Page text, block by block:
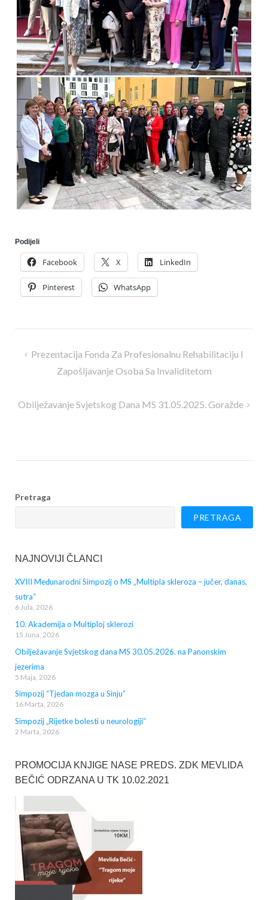
Podijeli
Facebook X LinkedIn
Pinterest WhatsApp
Navigacija
članaka
Prezentacija Fonda Za Profesionalnu Rehabilitaciju I
Zapošljavanje Osoba Sa Invaliditetom
Obilježavanje Svjetskog Dana MS 31.05.2025. Goražde
Pretraga
PRETRAGA
NAJNOVIJI ČLANCI
XVIII Međunarodni Simpozij o MS „Multipla skleroza – jučer, danas,
sutra“
6 Jula, 2026
10. Akademija o Multiploj sklerozi
15 Juna, 2026
Obilježavanje Svjetskog dana MS 30.05.2026. na Panonskim
jezerima
5 Maja, 2026
Simpozij “Tjedan mozga u Sinju”
16 Marta, 2026
Simpozij „Rijetke bolesti u neurologiji“
2 Marta, 2026
PROMOCIJA KNJIGE NASE PREDS. ZDK MEVLIDA
BEČIĆ ODRZANA U TK 10.02.2021